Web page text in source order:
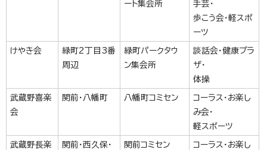
ート集会所
手芸・
歩こう会・軽スポ
ーツ
けやき会
緑町2丁目3番
周辺
緑町パークタウ
ン集会所
談話会・健康プラ
ザ・
体操
武蔵野喜楽
会
関前・八幡町 八幡町コミセン
コーラス・お楽し
み会・
軽スポーツ
武蔵野長楽
関前・西久保・
関前コミセン
コーラス・お楽し